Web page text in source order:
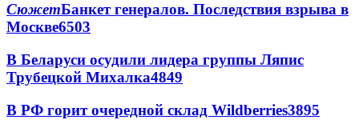
СюжетБанкет генералов. Последствия взрыва в
Москве6503
В Беларуси осудили лидера группы Ляпис
Трубецкой Михалка4849
В РФ горит очередной склад Wildberries3895